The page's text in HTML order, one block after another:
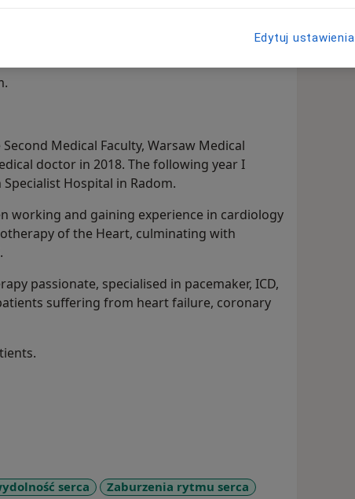
Asocjacji Niewydolności Serca oraz
Towarzystwa Kardiologicznego, a także
Medical Faculty, Warsaw Medical
doctor in 2018. The following year I
Hospital in Radom.
working and gaining experience in cardiology
of the Heart, culminating with
passionate, specialised in pacemaker, ICD,
suffering from heart failure, coronary
serca
Zaburzenia rytmu serca
Edytuj ustawienia